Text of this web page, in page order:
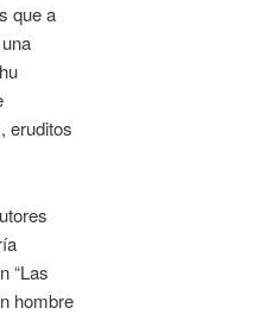
que a
eruditos
“Las
hombre